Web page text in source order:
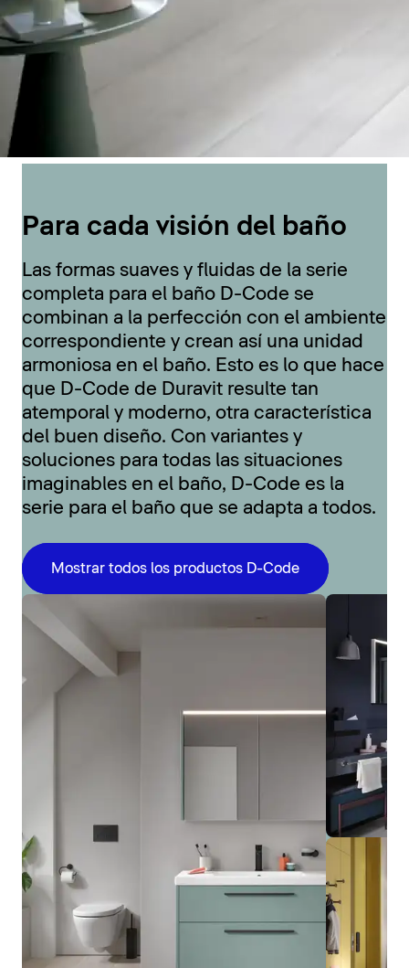
Para cada visión del baño
Las formas suaves y fluidas de la serie
completa para el baño D-Code se
combinan a la perfección con el ambiente
correspondiente y crean así una unidad
armoniosa en el baño. Esto es lo que hace
que D-Code de Duravit resulte tan
atemporal y moderno, otra característica
del buen diseño. Con variantes y
soluciones para todas las situaciones
imaginables en el baño, D-Code es la
serie para el baño que se adapta a todos.
Mostrar todos los productos D-Code